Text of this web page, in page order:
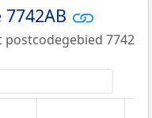
postcodegebied 7742